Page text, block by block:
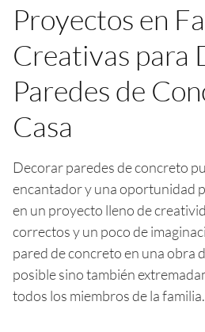
Proyectos en
Creativas para
Paredes de
Casa
Decorar paredes de concreto
encantador y una oportunidad
en un proyecto lleno de
correctos y un poco de
pared de concreto en una obra
posible sino también
todos los miembros de la familia.